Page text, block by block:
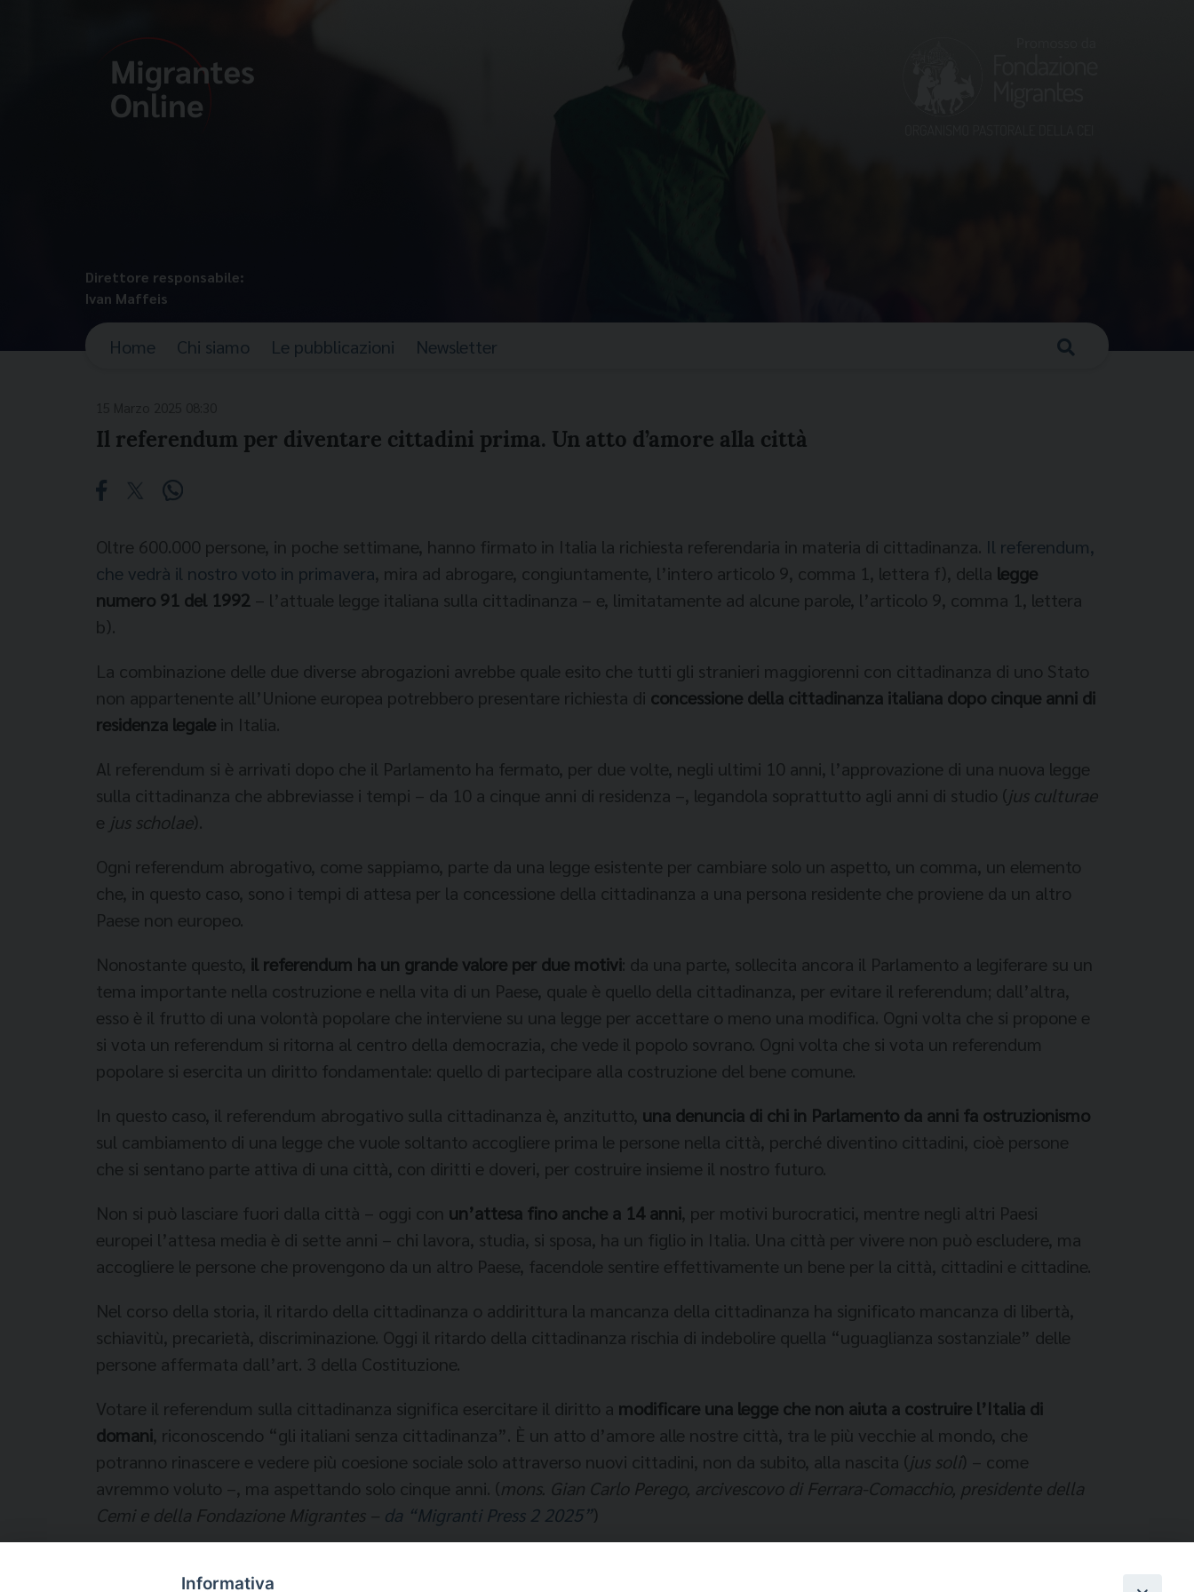
Direttore responsabile:
Ivan Maffeis
Home Chi siamo Le pubblicazioni Newsletter
Il referendum per diventare cittadini prima. Un atto d’amore alla città
Oltre 600.000 persone, in poche settimane, hanno firmato in Italia la richiesta referendaria in materia di cittadinanza. Il referendum,
che vedrà il nostro voto in primavera, mira ad abrogare, congiuntamente, l’intero articolo 9, comma 1, lettera f), della legge
numero 91 del 1992 – l’attuale legge italiana sulla cittadinanza – e, limitatamente ad alcune parole, l’articolo 9, comma 1, lettera
b).
La combinazione delle due diverse abrogazioni avrebbe quale esito che tutti gli stranieri maggiorenni con cittadinanza di uno Stato
non appartenente all’Unione europea potrebbero presentare richiesta di concessione della cittadinanza italiana dopo cinque anni di
residenza legale in Italia.
Al referendum si è arrivati dopo che il Parlamento ha fermato, per due volte, negli ultimi 10 anni, l’approvazione di una nuova legge
sulla cittadinanza che abbreviasse i tempi – da 10 a cinque anni di residenza –, legandola soprattutto agli anni di studio (jus culturae
e jus scholae).
Ogni referendum abrogativo, come sappiamo, parte da una legge esistente per cambiare solo un aspetto, un comma, un elemento
che, in questo caso, sono i tempi di attesa per la concessione della cittadinanza a una persona residente che proviene da un altro
Paese non europeo.
Nonostante questo, il referendum ha un grande valore per due motivi: da una parte, sollecita ancora il Parlamento a legiferare su un
tema importante nella costruzione e nella vita di un Paese, quale è quello della cittadinanza, per evitare il referendum; dall’altra,
esso è il frutto di una volontà popolare che interviene su una legge per accettare o meno una modifica. Ogni volta che si propone e
si vota un referendum si ritorna al centro della democrazia, che vede il popolo sovrano. Ogni volta che si vota un referendum
popolare si esercita un diritto fondamentale: quello di partecipare alla costruzione del bene comune.
In questo caso, il referendum abrogativo sulla cittadinanza è, anzitutto, una denuncia di chi in Parlamento da anni fa ostruzionismo
sul cambiamento di una legge che vuole soltanto accogliere prima le persone nella città, perché diventino cittadini, cioè persone
che si sentano parte attiva di una città, con diritti e doveri, per costruire insieme il nostro futuro.
Non si può lasciare fuori dalla città – oggi con un’attesa fino anche a 14 anni, per motivi burocratici, mentre negli altri Paesi
europei l’attesa media è di sette anni – chi lavora, studia, si sposa, ha un figlio in Italia. Una città per vivere non può escludere, ma
accogliere le persone che provengono da un altro Paese, facendole sentire effettivamente un bene per la città, cittadini e cittadine.
Nel corso della storia, il ritardo della cittadinanza o addirittura la mancanza della cittadinanza ha significato mancanza di libertà,
schiavitù, precarietà, discriminazione. Oggi il ritardo della cittadinanza rischia di indebolire quella “uguaglianza sostanziale” delle
persone affermata dall’art. 3 della Costituzione.
Votare il referendum sulla cittadinanza significa esercitare il diritto a modificare una legge che non aiuta a costruire l’Italia di
domani, riconoscendo “gli italiani senza cittadinanza”. È un atto d’amore alle nostre città, tra le più vecchie al mondo, che
potranno rinascere e vedere più coesione sociale solo attraverso nuovi cittadini, non da subito, alla nascita (jus soli) – come
avremmo voluto –, ma aspettando solo cinque anni. (mons. Gian Carlo Perego, arcivescovo di Ferrara-Comacchio, presidente della
Cemi e della Fondazione Migrantes – da “Migranti Press 2 2025”)
Informativa